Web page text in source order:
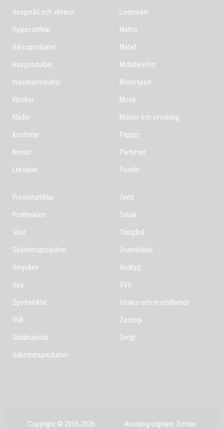
Husgeråd och vitvaror
Hygienartiklar
Hälsoprodukter
Hästprodukter
Industriprodukter
Klockor
Kläder
Konfektyr
Kontor
Leksaker
Livsmedel
Mattor
Metall
Mobiltelefon
Motorsport
Musik
Möbler och inredning
Papper
Parfymer
Porslin
Presentartiklar
Profilreklam
Skor
Skönhetsprodukter
Smycken
Spa
Sportartiklar
Stål
Städmaterial
Säkerhetsprodukter
Textil
Tobak
Trädgård
Underkläder
Verktyg
VVS
Väskor och resetillbehör
Zoologi
Övrigt
Copyright © 2005-2026
Ansvarig utgivare: Ermias